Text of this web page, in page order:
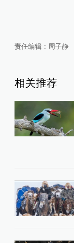
责任编辑： 周子静
相关推荐